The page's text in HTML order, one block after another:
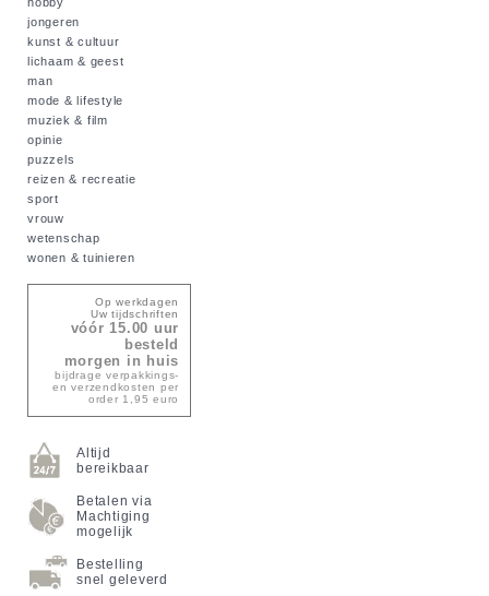
jongeren
kunst & cultuur
lichaam & geest
man
mode & lifestyle
muziek & film
opinie
puzzels
reizen & recreatie
sport
vrouw
wetenschap
wonen & tuinieren
Op werkdagen
Uw tijdschriften
vóór 15.00 uur
besteld
morgen in huis
bijdrage verpakkings-
en verzendkosten per
order 1,95 euro
Altijd
bereikbaar
Betalen via
Machtiging
mogelijk
Bestelling
snel geleverd